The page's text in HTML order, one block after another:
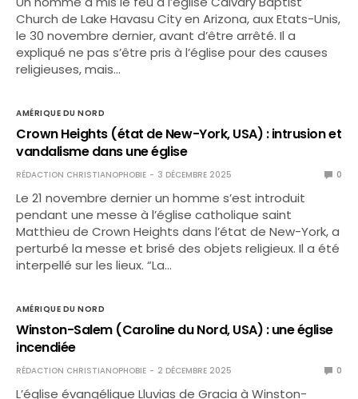
Church de Lake Havasu City en Arizona, aux Etats-Unis,
le 30 novembre dernier, avant d’être arrêté. Il a
expliqué ne pas s’être pris à l’église pour des causes
religieuses, mais…
AMÉRIQUE DU NORD
Crown Heights (état de New-York, USA) : intrusion et
vandalisme dans une église
RÉDACTION CHRISTIANOPHOBIE 3 DÉCEMBRE 2025 0
Le 21 novembre dernier un homme s’est introduit
pendant une messe à l’église catholique saint
Matthieu de Crown Heights dans l’état de New-York, a
perturbé la messe et brisé des objets religieux. Il a été
interpellé sur les lieux. “La…
AMÉRIQUE DU NORD
Winston-Salem (Caroline du Nord, USA) : une église
incendiée
RÉDACTION CHRISTIANOPHOBIE 2 DÉCEMBRE 2025 0
L’église évangélique Lluvias de Gracia à Winston-